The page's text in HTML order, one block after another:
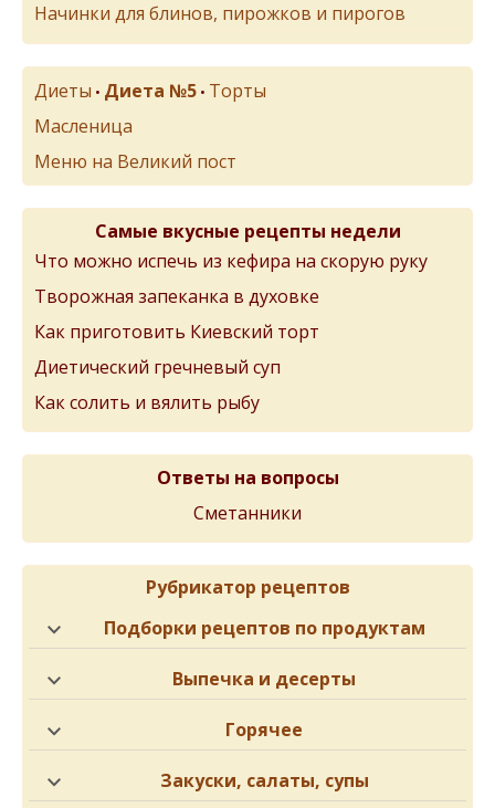
Начинки для блинов, пирожков и пирогов
Диеты • Диета №5 • Торты
Масленица
Меню на Великий пост
Самые вкусные рецепты недели
Что можно испечь из кефира на скорую руку
Творожная запеканка в духовке
Как приготовить Киевский торт
Диетический гречневый суп
Как солить и вялить рыбу
Ответы на вопросы
Сметанники
Рубрикатор рецептов
Подборки рецептов по продуктам
Выпечка и десерты
Горячее
Закуски, салаты, супы